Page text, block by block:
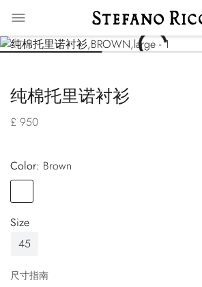
纯棉托里诺衬衫
£ 950
Color:
brown
Size
45
尺寸指南